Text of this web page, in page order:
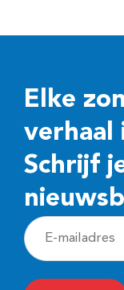
Elke
verhaal
Schrijf
E
-
m